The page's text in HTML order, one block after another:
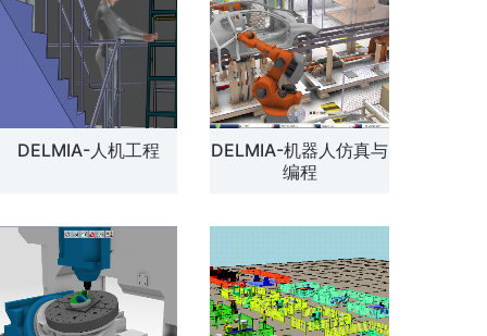
DELMIA-人机工程
DELMIA-机器人仿真与
编程